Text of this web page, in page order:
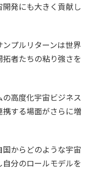
発にも大きく貢献し
プルリターンは世界
者たちの粘り強さを
高度化宇宙ビジネス
する場面がさらに増
からどのような宇宙
分のロールモデルを